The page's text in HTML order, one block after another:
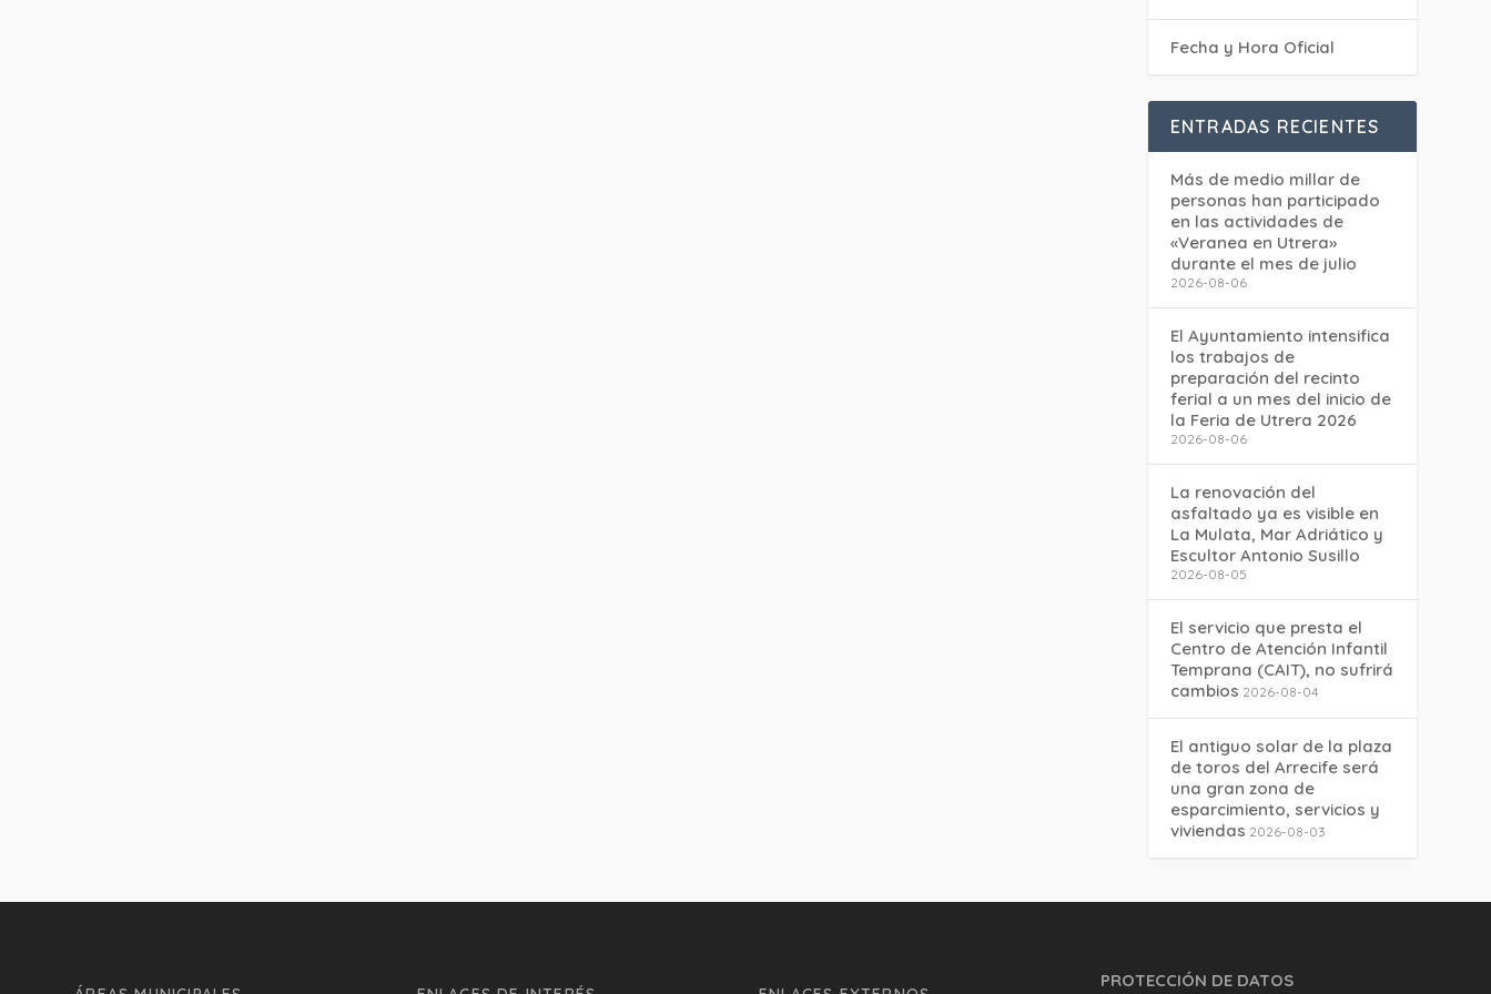
Fecha y Hora Oficial
ENTRADAS RECIENTES
Más de medio millar de
personas han participado
en las actividades de
«Veranea en Utrera»
durante el mes de julio
2026-08-06
El Ayuntamiento intensifica
los trabajos de
preparación del recinto
ferial a un mes del inicio de
la Feria de Utrera 2026
2026-08-06
La renovación del
asfaltado ya es visible en
La Mulata, Mar Adriático y
Escultor Antonio Susillo
2026-08-05
El servicio que presta el
Centro de Atención Infantil
Temprana (CAIT), no sufrirá
cambios 2026-08-04
El antiguo solar de la plaza
de toros del Arrecife será
una gran zona de
esparcimiento, servicios y
viviendas 2026-08-03
PROTECCIÓN DE DATOS